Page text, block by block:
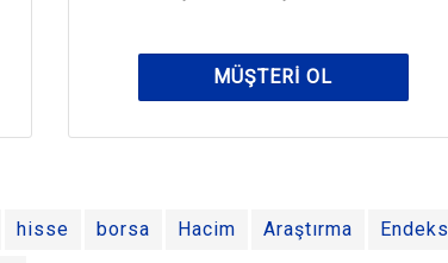
MÜŞTERI OL
hisse borsa Hacim Araştırma Endeks